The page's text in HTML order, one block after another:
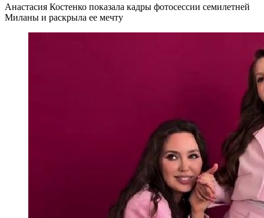
Анастасия Костенко показала кадры фотосессии семилетней
Миланы и раскрыла ее мечту